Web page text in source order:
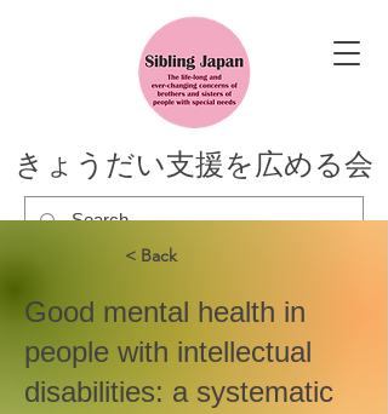
きょうだい支援を広める会
< Back
Good mental health in
people with intellectual
disabilities: a systematic